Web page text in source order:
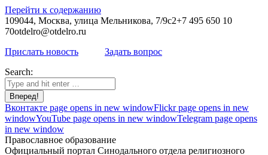
Перейти к содержанию
109044, Москва, улица Мельникова, 7/9с2+7 495 650 10
70otdelro@otdelro.ru
Прислать новость
Задать вопрос
Search:
Вконтакте page opens in new windowFlickr page opens in new
windowYouTube page opens in new windowTelegram page opens
in new window
Православное образование
Официальный портал Синодального отдела религиозного